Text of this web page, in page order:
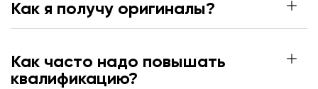
Как я получу оригиналы?
Как часто надо повышать
квалификацию?